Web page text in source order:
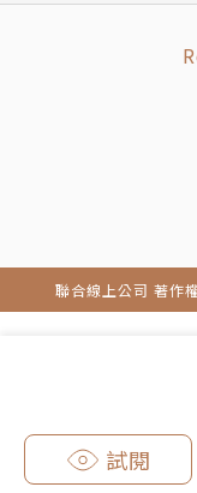
試閱
聯合線上公司 著